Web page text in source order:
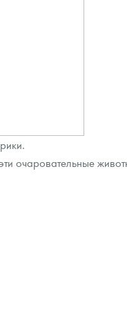
очаровательные